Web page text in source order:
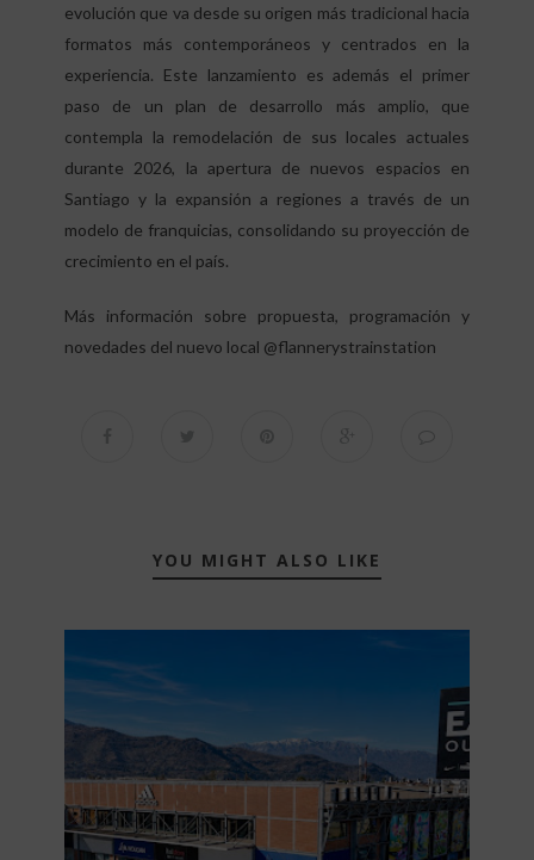
evolución que va desde su origen más tradicional hacia
formatos más contemporáneos y centrados en la
experiencia. Este lanzamiento es además el primer
paso de un plan de desarrollo más amplio, que
contempla la remodelación de sus locales actuales
durante 2026, la apertura de nuevos espacios en
Santiago y la expansión a regiones a través de un
modelo de franquicias, consolidando su proyección de
crecimiento en el país.
Más información sobre propuesta, programación y
novedades del nuevo local @flannerystrainstation
YOU MIGHT ALSO LIKE